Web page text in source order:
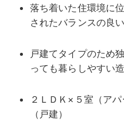
落ち着いた住環境に
されたバランスの良
戸建てタイプのため
っても暮らしやすい
２ＬＤＫ×５室（ア
（戸建）